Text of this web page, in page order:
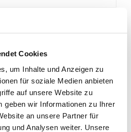
Cookies
um Inhalte und Anzeigen zu
für soziale Medien anbieten
auf unsere Website zu
geben wir Informationen zu Ihrer
an unsere Partner für
und Analysen weiter. Unsere
La Quotidiana
SO und BT
Davoser Zeitung